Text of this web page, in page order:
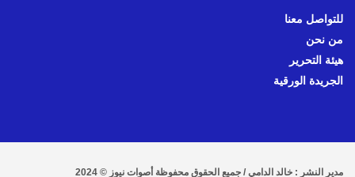
للتواصل معنا
من نحن
هيئة التحرير
الجريدة الورقية
مدير النشر : خالد الدامي / جميع الحقوق محفوظة أصوات نيوز © 2024